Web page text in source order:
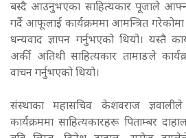
बस्दै आउनुभएका साहित्यकार पूजाले
गर्दै आफूलाई कार्यक्रममा आमन्त्रित
धन्यवाद ज्ञापन गर्नुभएको थियो। यस्तै
अर्की अतिथी साहित्यकार तामाङले
वाचन गर्नुभएको थियो।
संस्थाका महासचिव केशवराज
कार्यक्रममा साहित्यकारहरू पिताम्बर